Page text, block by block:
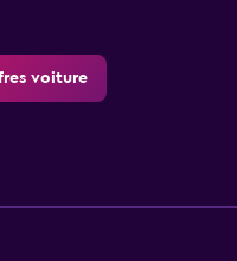
voiture